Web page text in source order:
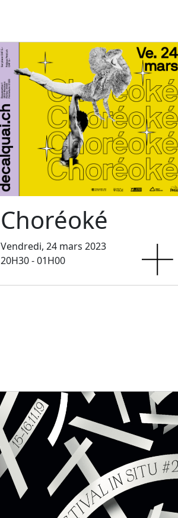
Choréoké
Vendredi, 24 mars 2023
20H30 - 01H00